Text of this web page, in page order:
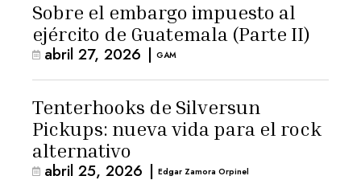
Sobre el embargo impuesto al
ejército de Guatemala (Parte II)
abril 27, 2026 | GAM
Tenterhooks de Silversun
Pickups: nueva vida para el rock
alternativo
abril 25, 2026 | Edgar Zamora Orpinel